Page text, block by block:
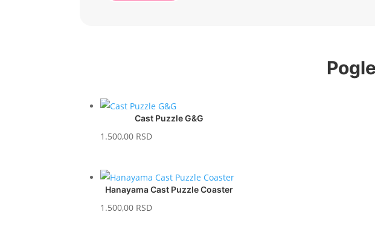
Cast Puzzle G&G
1.500,00 RSD
Hanayama Cast Puzzle Coaster
1.500,00 RSD